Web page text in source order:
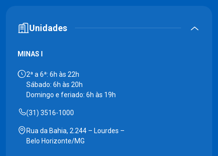
Unidades
MINAS I
2ª a 6ª: 6h às 22h
Sábado: 6h às 20h
Domingo e feriado: 6h às 19h
(31) 3516-1000
Rua da Bahia, 2.244 – Lourdes –
Belo Horizonte/MG